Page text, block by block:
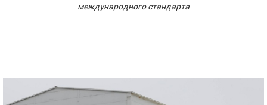
международного стандарта